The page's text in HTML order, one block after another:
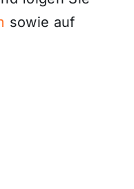
sowie auf